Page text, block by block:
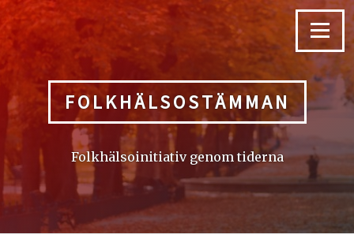
Skip
to
content
Menu
FOLKHÄLSOSTÄMMAN
Folkhälsoinitiativ genom tiderna